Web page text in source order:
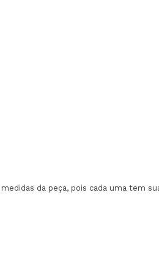
da peça, pois cada uma tem